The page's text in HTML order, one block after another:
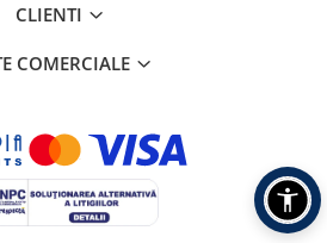
CLIENTI
COMERCIALE